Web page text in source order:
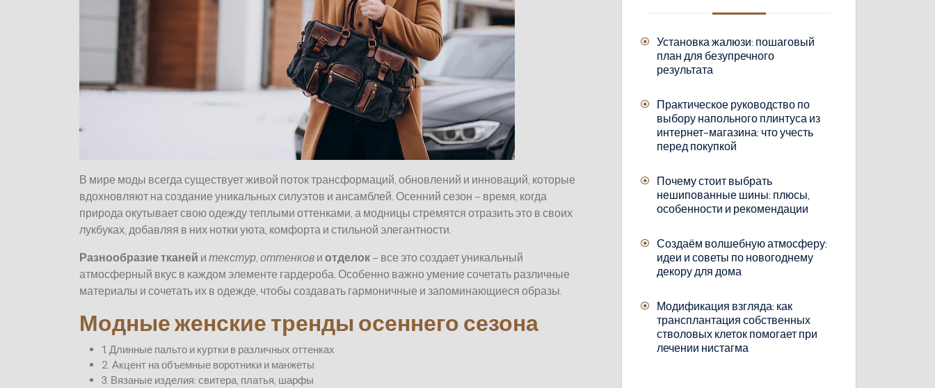
В мире моды всегда существует живой поток трансформаций, обновлений и инноваций, которые
вдохновляют на создание уникальных силуэтов и ансамблей. Осенний сезон – время, когда
природа окутывает свою одежду теплыми оттенками, а модницы стремятся отразить это в своих
лукбуках, добавляя в них нотки уюта, комфорта и стильной элегантности.
Разнообразие тканей и текстур, оттенков и отделок – все это создает уникальный
атмосферный вкус в каждом элементе гардероба. Особенно важно умение сочетать различные
материалы и сочетать их в одежде, чтобы создавать гармоничные и запоминающиеся образы.
Модные женские тренды осеннего сезона
1. Длинные пальто и куртки в различных оттенках
2. Акцент на объемные воротники и манжеты
3. Вязаные изделия: свитера, платья, шарфы
Установка жалюзи: пошаговый
план для безупречного
результата
Практическое руководство по
выбору напольного плинтуса из
интернет-магазина: что учесть
перед покупкой
Почему стоит выбрать
нешипованные шины: плюсы,
особенности и рекомендации
Создаём волшебную атмосферу:
идеи и советы по новогоднему
декору для дома
Модификация взгляда: как
трансплантация собственных
стволовых клеток помогает при
лечении нистагма